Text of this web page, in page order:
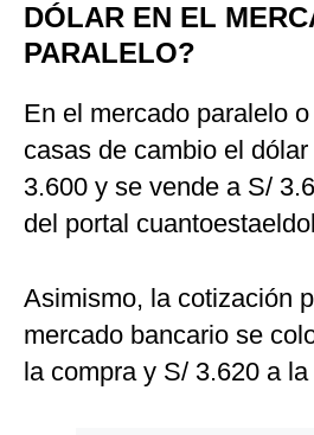
DÓLAR EN EL
PARALELO?
En el mercado paralelo
casas de cambio el
3.600 y se vende a S/
del portal
Asimismo, la cotización
mercado bancario se
la compra y S/ 3.620 a la